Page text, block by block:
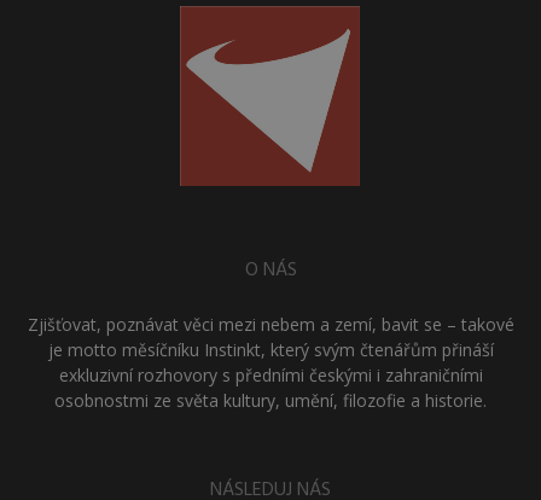
O NÁS
Zjišťovat, poznávat věci mezi nebem a zemí, bavit se – takové
je motto měsíčníku Instinkt, který svým čtenářům přináší
exkluzivní rozhovory s předními českými i zahraničními
osobnostmi ze světa kultury, umění, filozofie a historie.
NÁSLEDUJ NÁS